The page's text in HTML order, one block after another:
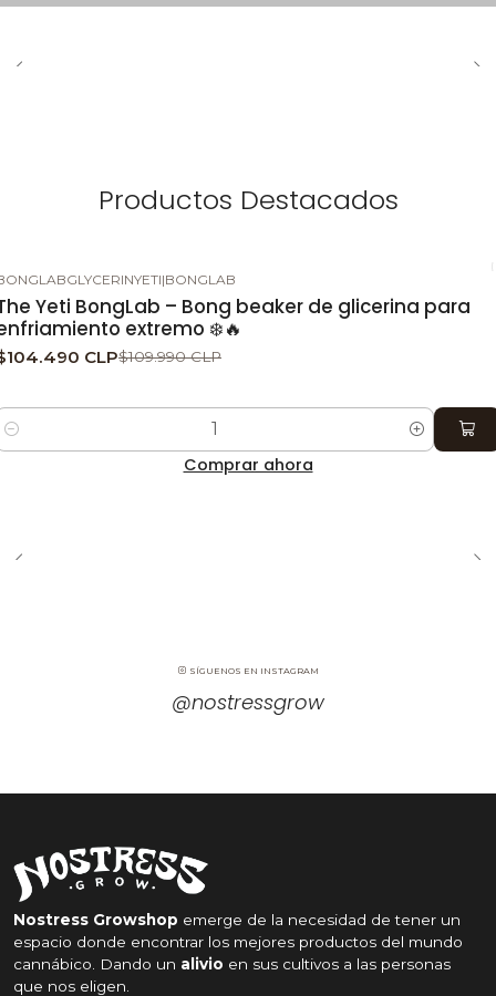
Productos Destacados
|BONGLAB
Yeti BongLab – Bong beaker de glicerina para
extremo ❄️🔥
CLP$109.990 CLP
Comprar ahora
SÍGUENOS EN INSTAGRAM
@nostressgrow
Nostress Growshop emerge de la necesidad de tener un
espacio donde encontrar los mejores productos del mundo
cannábico. Dando un alivio en sus cultivos a las personas
que nos eligen.